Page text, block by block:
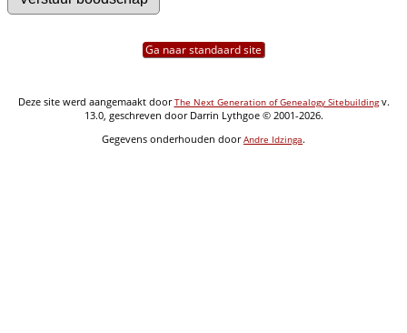
Ga naar standaard site
Deze site werd aangemaakt doorThe Next Generation of Genealogy Sitebuildingv.
13.0, geschreven door Darrin Lythgoe © 2001-2026.
Gegevens onderhouden doorAndre Idzinga.